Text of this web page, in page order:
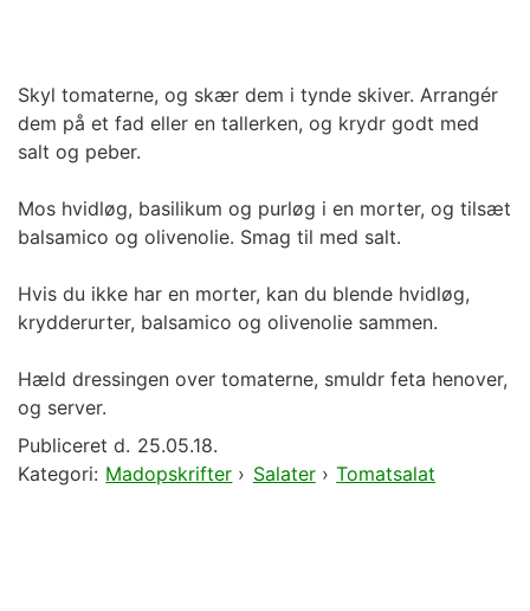
Skyl tomaterne, og skær dem i tynde skiver. Arrangér
dem på et fad eller en tallerken, og krydr godt med
salt og peber.
Mos hvidløg, basilikum og purløg i en morter, og tilsæt
balsamico og olivenolie. Smag til med salt.
Hvis du ikke har en morter, kan du blende hvidløg,
krydderurter, balsamico og olivenolie sammen.
Hæld dressingen over tomaterne, smuldr feta henover,
og server.
Publiceret d. 25.05.18.
Kategori: Madopskrifter › Salater› Tomatsalat